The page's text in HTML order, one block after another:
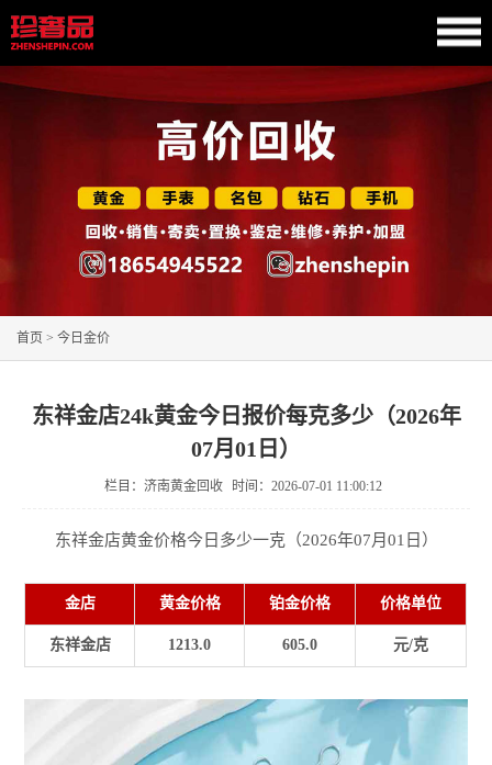
首页 > 今日金价
东祥金店24k黄金今日报价每克多少（2026年
07月01日）
栏目：济南黄金回收 时间： 2026-07-01 11:00:12
东祥金店黄金价格今日多少一克（2026年07月01日）
金店 黄金价格 铂金价格 价格单位
东祥金店 1213.0 605.0 元/克